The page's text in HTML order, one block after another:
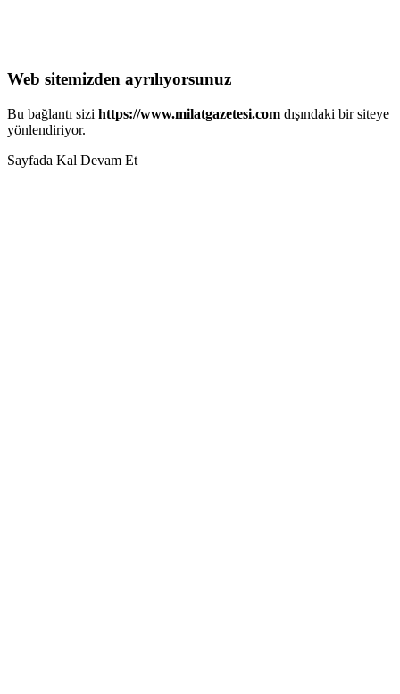
Web sitemizden ayrılıyorsunuz
Bu bağlantı sizi https://www.milatgazetesi.com dışındaki bir siteye
yönlendiriyor.
Sayfada Kal Devam Et